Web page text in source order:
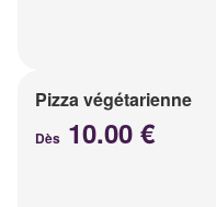
Pizza végétarienne
Dès 10.00 €